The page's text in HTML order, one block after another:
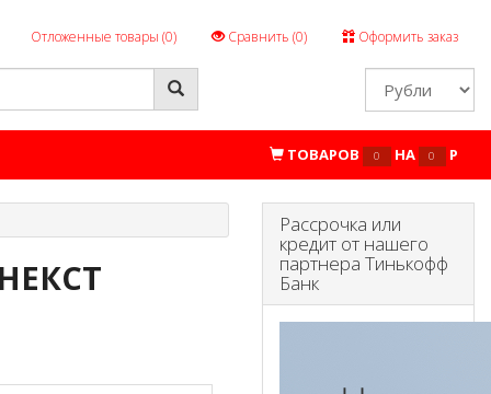
Отложенные товары (0) Сравнить (0) Оформить заказ
ТОВАРОВ 0 НА 0 P
Рассрочка или
кредит от нашего
партнера Тинькофф
Банк